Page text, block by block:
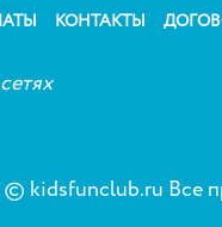
КОНТАКТЫ
© kidsfunclub.ru Все